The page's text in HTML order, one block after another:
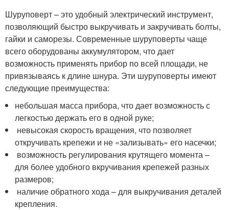
Шуруповерт – это удобный электрический инструмент,
позволяющий быстро выкручивать и закручивать болты,
гайки и саморезы. Современные шуруповерты чаще
всего оборудованы аккумулятором, что дает
возможность применять прибор по всей площади, не
привязываясь к длине шнура. Эти шуруповерты имеют
следующие преимущества:
небольшая масса прибора, что дает возможность с
легкостью держать его в одной руке;
невысокая скорость вращения, что позволяет
откручивать крепежи и не «зализывать» его насечки;
возможность регулирования крутящего момента –
для более удобного вкручивания крепежей разных
размеров;
наличие обратного хода – для выкручивания деталей
крепления.